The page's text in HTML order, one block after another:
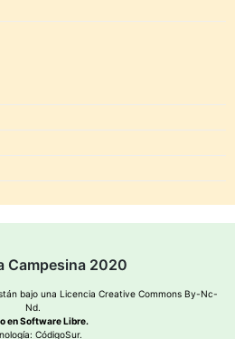
Campesina 2020
bajo una Licencia Creative Commons By-Nc-
Nd.
en Software Libre.
CódigoSur.